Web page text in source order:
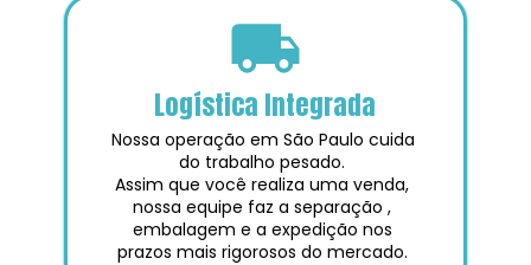
Logística Integrada
Nossa operação em São Paulo cuida
do trabalho pesado.
Assim que você realiza uma venda,
nossa equipe faz a separação ,
embalagem e a expedição nos
prazos mais rigorosos do mercado.